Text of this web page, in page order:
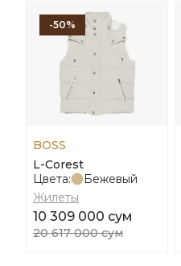
-50%
BOSS
L-Corest
Цвета:
Бежевый
Жилеты
10 309 000 сум
20 617 000 сум